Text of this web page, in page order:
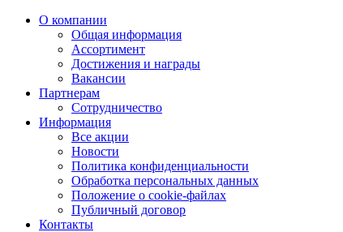
О компании
Общая информация
Ассортимент
Достижения и награды
Вакансии
Партнерам
Сотрудничество
Информация
Все акции
Новости
Политика конфиденциальности
Обработка персональных данных
Положение о cookie-файлах
Публичный договор
Контакты